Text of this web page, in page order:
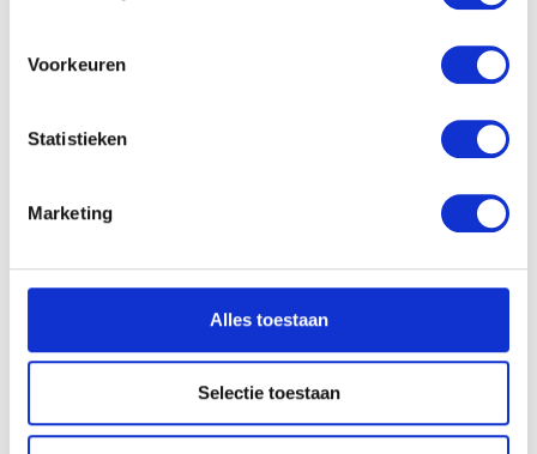
locatie, die tot een paar meter nauwkeurig kan zijn
scannen op specifieke eigenschappen (fingerprinting)
detailgedeeltein.
U kunt uw toestemming op elk moment wijzigen of
We gebruiken cookies om content en advertenties te
personaliseren, om functies voor social media te bieden
en om ons websiteverkeer te analyseren. Ook delen we
informatie over uw gebruik van onze site met onze
partners voor social media, adverteren en analyse. Deze
verzameld op basis van uw gebruik van hun services.
Voorkeuren
Statistieken
Marketing
Alles toestaan
Selectie toestaan